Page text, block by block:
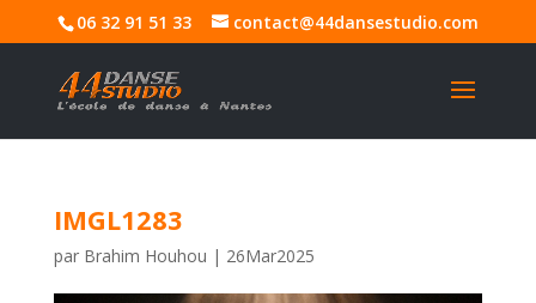
06 32 91 51 33 contact@44dansestudio.com
IMGL1283
par Brahim Houhou | 26Mar2025